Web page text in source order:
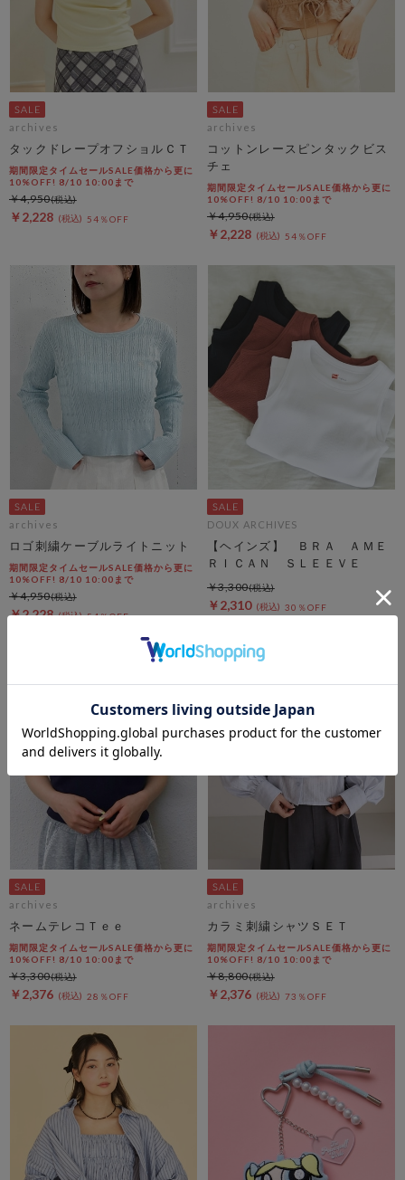
archives
タックドレープオフショルＣＴ
期間限定タイムセールSALE価格から更に
10%OFF! 8/10 10:00まで
￥2,228 54％OFF
￥4,950
archives
コットンレースピンタックビス
チェ
期間限定タイムセールSALE価格から更に
10%OFF! 8/10 10:00まで
￥2,228 54％OFF
￥4,950
archives
ロゴ刺繍ケーブルライトニット
期間限定タイムセールSALE価格から更に
10%OFF! 8/10 10:00まで
￥2,228 54％OFF
￥4,950
DOUX ARCHIVES
【ヘインズ】 ＢＲＡ ＡＭＥ
ＲＩＣＡＮ ＳＬＥＥＶＥ
￥2,310 30％OFF
￥3,300
archives
ネームテレコＴｅｅ
期間限定タイムセールSALE価格から更に
10%OFF! 8/10 10:00まで
￥2,376 28％OFF
￥3,300
archives
カラミ刺繍シャツＳＥＴ
期間限定タイムセールSALE価格から更に
10%OFF! 8/10 10:00まで
￥2,376 73％OFF
￥8,800